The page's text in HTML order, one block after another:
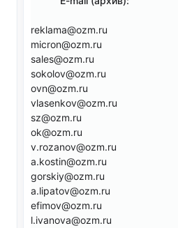
reklama@ozm.ru
micron@ozm.ru
sales@ozm.ru
sokolov@ozm.ru
ovn@ozm.ru
vlasenkov@ozm.ru
sz@ozm.ru
ok@ozm.ru
v.rozanov@ozm.ru
a.kostin@ozm.ru
gorskiy@ozm.ru
a.lipatov@ozm.ru
efimov@ozm.ru
l.ivanova@ozm.ru